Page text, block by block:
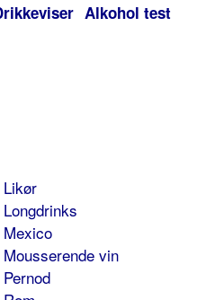
Alkohol test
Likør
Longdrinks
Mexico
Mousserende vin
Pernod